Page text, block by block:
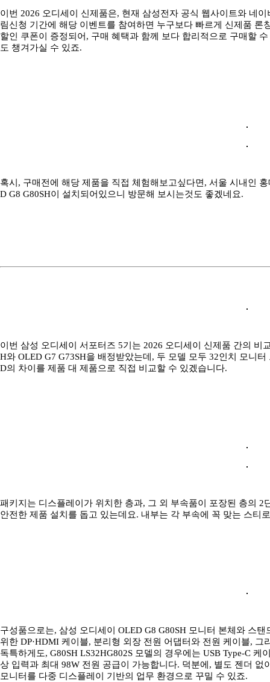
이번 2026 오디세이 신제품은, 현재 삼성전자 공식 웹사이트와 네
림신청 기간에 해당 이벤트를 참여하면 누구보다 빠르게 신제품
할인 쿠폰이 증정되어, 구매 혜택과 함께 보다 합리적으로 구매할
도 챙겨가실 수 있죠.
혹시, 구매전에 해당 제품을 직접 체험해보고싶다면, 서울 시내인
D G8 G80SH이 설치되어있으니 방문해 보시는것도 좋겠네요.
이번 삼성 오디세이 서포터즈 5기는 2026 오디세이 신제품 간의 비
H와 OLED G7 G73SH을 배정받았는데, 두 모델 모두 32인치 모니
D의 차이를 제품 대 제품으로 직접 비교할 수 있겠습니다.
패키지는 디스플레이가 위치한 층과, 그 외 부속품이 포장된 층의
안전한 제품 설치를 돕고 있는데요. 내부는 각 부속에 꼭 맞는 스티
구성품으로는, 삼성 오디세이 OLED G8 G80SH 모니터 본체와 스
위한 DP·HDMI 케이블, 분리형 외장 전원 어댑터와 전원 케이블,
독특하게도, G80SH LS32HG802S 모델의 경우에는 USB Type-C
상 입력과 최대 98W 전원 공급이 가능합니다. 덕분에, 별도 젠더
모니터를 다중 디스플레이 기반의 업무 환경으로 꾸밀 수 있죠.